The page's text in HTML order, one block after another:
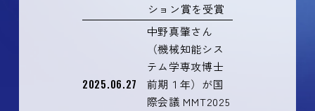
ション賞を受賞
2025.06.27
中野真肇さん
（機械知能シス
テム学専攻博士
前期１年）が国
際会議 MMT2025